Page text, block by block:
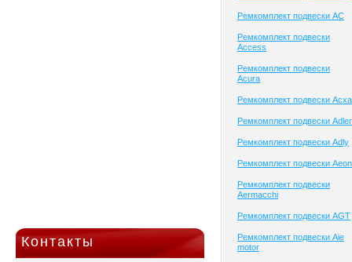
Контакты
Ремкомплект подвески AC
Ремкомплект подвески
Access
Ремкомплект подвески
Acura
Ремкомплект подвески Acxa
Ремкомплект подвески Adler
Ремкомплект подвески Adly
Ремкомплект подвески Aeon
Ремкомплект подвески
Aermacchi
Ремкомплект подвески AGT
Ремкомплект подвески Aie
motor